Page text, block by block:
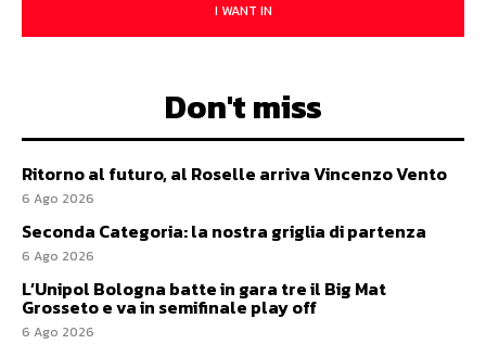
I WANT IN
Don't miss
Ritorno al futuro, al Roselle arriva Vincenzo Vento
6 Ago 2026
Seconda Categoria: la nostra griglia di partenza
6 Ago 2026
L’Unipol Bologna batte in gara tre il Big Mat
Grosseto e va in semifinale play off
6 Ago 2026